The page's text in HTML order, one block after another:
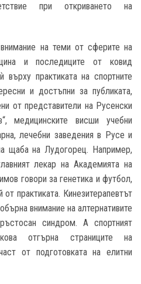
при откриването на
на теми от сферите на
и последиците от ковид
практиката на спортните
и достъпни за публиката,
от представители на Русенски
медицинските висши учебни
лечебни заведения в Русе и
щаба на Лудогорец. Например,
лекар на Академията на
говори за генетика и футбол,
практиката. Кинезитерапевтът
внимание на алтернативите
синдром. А спортният
отгърна страниците на
от подготовката на елитни